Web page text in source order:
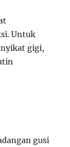
Untuk
gigi,
gusi